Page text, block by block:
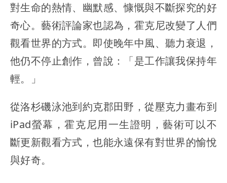
對生命的熱情、幽默感、慷慨與不斷探究的好
奇心。藝術評論家也認為，霍克尼改變了人們
觀看世界的方式。即使晚年中風、聽力衰退，
他仍不停止創作，曾說：「是工作讓我保持年
輕。」
從洛杉磯泳池到約克郡田野，從壓克力畫布到
iPad螢幕，霍克尼用一生證明，藝術可以不
斷更新觀看方式，也能永遠保有對世界的愉悅
與好奇。